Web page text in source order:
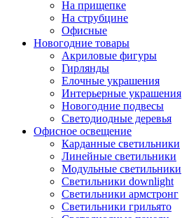
На прищепке
На струбцине
Офисные
Новогодние товары
Акриловые фигуры
Гирлянды
Елочные украшения
Интерьерные украшения
Новогодние подвесы
Светодиодные деревья
Офисное освещение
Карданные светильники
Линейные светильники
Модульные светильники
Светильники downlight
Светильники армстронг
Светильники грильято